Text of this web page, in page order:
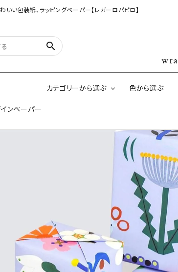
い包装紙、ラッピングペーパー【レガーロパピロ】
search
カテゴリーから選ぶ
【大判サイズ】オリジナル包装紙
インドのハンドプリントコットン
韓国のデザインペーパー
色から選ぶ
ンペーパー